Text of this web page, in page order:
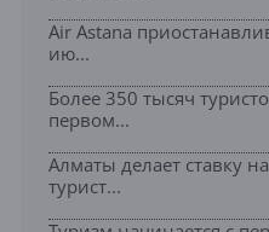
Air Astana
ию...
Более 350 тысяч
первом...
Алматы делает ставку
турист...